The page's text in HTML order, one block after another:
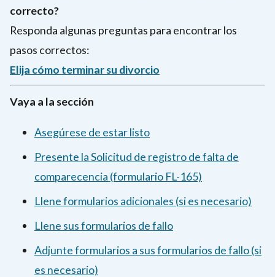
correcto?
Responda algunas preguntas para encontrar los
pasos correctos:
Elija cómo terminar su divorcio
Vaya a la sección
Asegúrese de estar listo
Presente la Solicitud de registro de falta de
comparecencia (formulario FL-165)
Llene formularios adicionales (si es necesario)
Llene sus formularios de fallo
Adjunte formularios a sus formularios de fallo (si
es necesario)